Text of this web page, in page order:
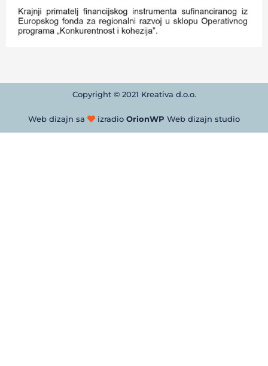
Copyright © 2021 Kreativa d.o.o.
Web dizajn sa izradio OrionWP Web dizajn studio